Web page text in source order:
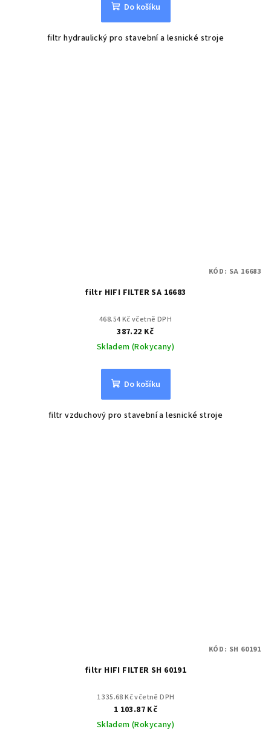
Do košíku
filtr hydraulický pro stavební a lesnické stroje
filtr HIFI FILTER SA 16683
468.54 Kč včetně DPH
387.22 Kč
Skladem (Rokycany)
Do košíku
filtr vzduchový pro stavební a lesnické stroje
KÓD: SA 16683
filtr HIFI FILTER SH 60191
1 335.68 Kč včetně DPH
1 103.87 Kč
Skladem (Rokycany)
KÓD: SH 60191